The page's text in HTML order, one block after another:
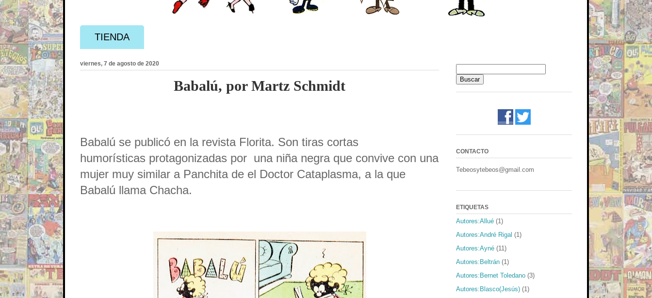
TIENDA
viernes, 7 de agosto de 2020
Babalú, por Martz Schmidt
Babalú se publicó en la revista Florita. Son tiras cortas
humorísticas protagonizadas por una niña negra que convive con una
mujer muy similar a Panchita de el Doctor Cataplasma, a la que
Babalú llama Chacha.
CONTACTO
Tebeosytebeos@gmail.com
ETIQUETAS
Autores:Allué (1)
Autores:André Rigal (1)
Autores:Ayné (11)
Autores:Beltrán (1)
Autores:Bernet Toledano (3)
Autores:Blasco(Jesús) (1)